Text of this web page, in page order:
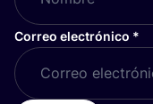
Correo electrónico *